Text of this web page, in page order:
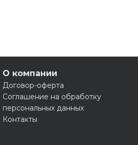
О компании
Договор-оферта
Соглашение на обработку
персональных данных
Контакты